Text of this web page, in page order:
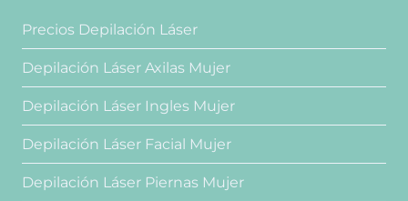
Precios Depilación Láser
Depilación Láser Axilas Mujer
Depilación Láser Ingles Mujer
Depilación Láser Facial Mujer
Depilación Láser Piernas Mujer